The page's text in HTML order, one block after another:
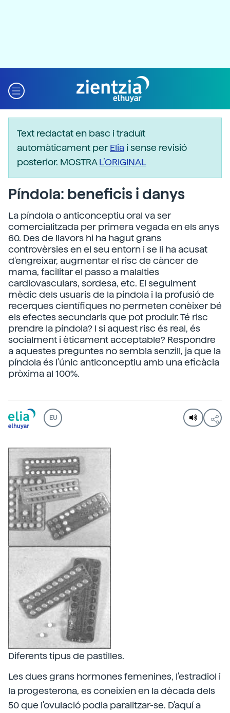
Text redactat en basc i traduït
automàticament perElia i sense revisió
posterior. MOSTRAL’ORIGINAL
Píndola: beneficis i danys
La píndola o anticonceptiu oral va ser
comercialitzada per primera vegada en els anys
60. Des de llavors hi ha hagut grans
controvèrsies en el seu entorn i se li ha acusat
d'engreixar, augmentar el risc de càncer de
mama, facilitar el passo a malalties
cardiovasculars, sordesa, etc. El seguiment
mèdic dels usuaris de la píndola i la profusió de
recerques científiques no permeten conèixer bé
els efectes secundaris que pot produir. Té risc
prendre la píndola? I si aquest risc és real, és
socialment i èticament acceptable? Respondre
a aquestes preguntes no sembla senzill, ja que la
píndola és l'únic anticonceptiu amb una eficàcia
pròxima al 100%.
EU
Diferents tipus de pastilles.
Les dues grans hormones femenines, l'estradiol i
la progesterona, es coneixien en la dècada dels
50 que l'ovulació podia paralitzar-se. D'aquí a